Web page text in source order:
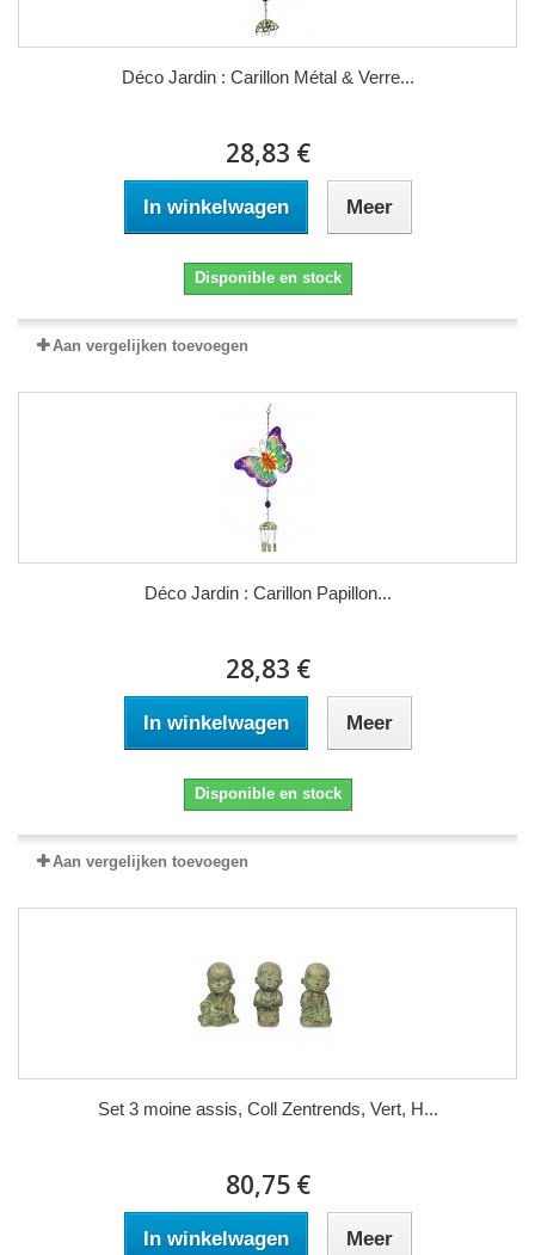
Déco Jardin : Carillon Métal & Verre...
28,83 €
In winkelwagen Meer
Disponible en stock
Aan vergelijken toevoegen
Déco Jardin : Carillon Papillon...
28,83 €
In winkelwagen Meer
Disponible en stock
Aan vergelijken toevoegen
Set 3 moine assis, Coll Zentrends, Vert, H...
80,75 €
In winkelwagen Meer